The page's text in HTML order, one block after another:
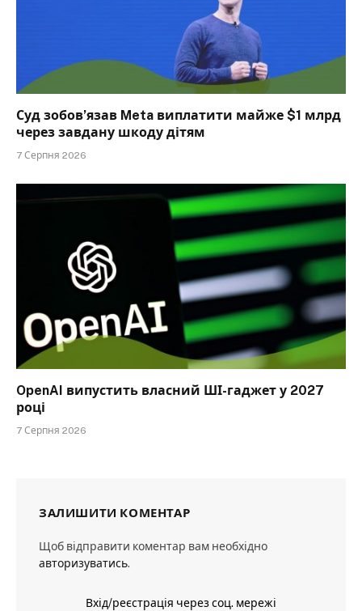
Суд зобов’язав Meta виплатити майже $1 млрд
через завдану шкоду дітям
7 Серпня 2026
OpenAI випустить власний ШІ-гаджет у 2027
році
7 Серпня 2026
ЗАЛИШИТИ КОМЕНТАР
Щоб відправити коментар вам необхідно
авторизуватись.
Вхід/реєстрація через соц. мережі